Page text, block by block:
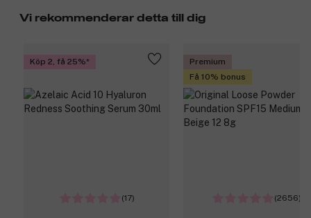
Vi rekommenderar detta till dig
Köp 2, få 25%
(17)
Premium
Få 10% bonus
(2656)